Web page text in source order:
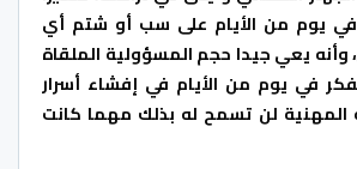
في يوم من الأيام على سب أو شتم أي
يعي جيدا حجم المسؤولية الملقاة
في يوم من الأيام في إفشاء أسرار
المهنية لن تسمح له بذلك مهما كانت